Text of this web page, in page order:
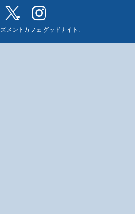
メントカフェ グッドナイト.